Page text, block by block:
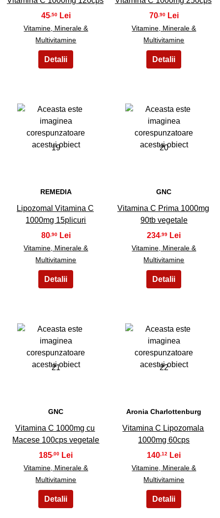
45,50
Vitamine, Minerale &
Multivitamine
70,90
Vitamine, Minerale &
Multivitamine
19
REMEDIA
Lipozomal Vitamina C
1000mg 15plicuri
80,90
Vitamine, Minerale &
Multivitamine
20
GNC
Vitamina C Prima 1000mg
90tb vegetale
234 ,99
Vitamine, Minerale &
Multivitamine
21
GNC
Vitamina C 1000mg cu
Macese 100cps vegetale
185,00
Vitamine, Minerale &
Multivitamine
22
Aronia Charlottenburg
Vitamina C Lipozomala
1000mg 60cps
140,12
Vitamine, Minerale &
Multivitamine